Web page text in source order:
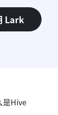
Lark
是Hive